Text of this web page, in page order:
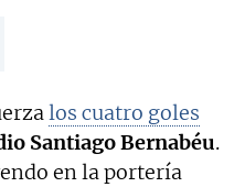
los cuatro goles
Santiago Bernabéu.
en la portería